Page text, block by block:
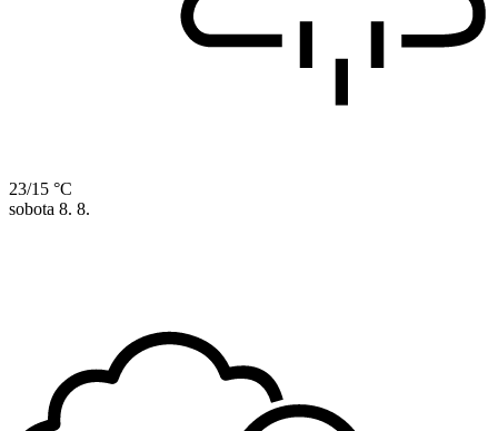
23/15 °C
sobota 8. 8.